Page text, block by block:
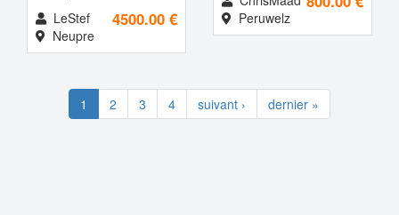
4500.00 €
LeStef
Neupre
Peruwelz
1 2 3 4 suivant › dernier »